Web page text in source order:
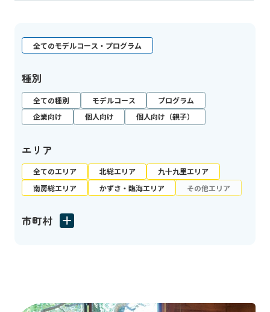
全てのモデルコース・プログラム
種別
全ての種別 モデルコース
プログラム
企業向け
個人向け 個人向け（親子）
エリア
全てのエリア 北総エリア
九十九里エリア
南房総エリア
かずさ・臨海エリア その他エリア
市町村